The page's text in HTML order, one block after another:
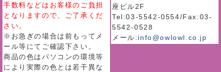
手数料などはお客様のご負担
となりますので、ご了承くだ
さい。
※お急ぎの場合は前もってメ
ール等にてご確認下さい。
商品の色はパソコンの環境等
により実際の色とは若干異な
座ビル2F
Tel:03-5542-0554/Fax:03-
5542-0528
メール:info@owlowl.co.jp